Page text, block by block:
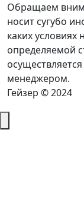
Обращаем
носит сугубо
каких условиях
определяемой
менеджером.
Гейзер © 2024